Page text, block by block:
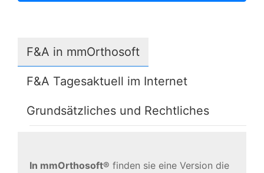
F&A in mmOrthosoft
F&A Tagesaktuell im Internet
Grundsätzliches und Rechtliches
In mmOrthosoft® finden sie eine Version die